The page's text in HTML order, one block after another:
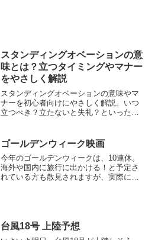
スタンディングオベーションの意
味とは？立つタイミングやマナー
をやさしく解説
スタンディングオベーションの意味やマ
ナーを初心者向けにやさしく解説。いつ
立つべき？立たないと失礼？といった不
ゴールデンウィーク映画
今年のゴールデンウィークは、10連休。
海外や国内に旅行に出かける！と予定さ
れている方も散見されますが、実際には
台風18号 上陸予想